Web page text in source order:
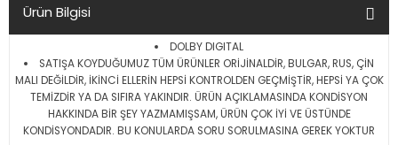
Ürün Bilgisi
DOLBY DIGITAL
SATIŞA KOYDUĞUMUZ TÜM ÜRÜNLER ORİJİNALDİR, BULGAR, RUS, ÇİN
MALI DEĞİLDİR, İKİNCİ ELLERİN HEPSİ KONTROLDEN GEÇMİŞTİR, HEPSİ YA ÇOK
TEMİZDİR YA DA SIFIRA YAKINDIR. ÜRÜN AÇIKLAMASINDA KONDİSYON
HAKKINDA BİR ŞEY YAZMAMIŞSAM, ÜRÜN ÇOK İYİ VE ÜSTÜNDE
KONDİSYONDADIR. BU KONULARDA SORU SORULMASINA GEREK YOKTUR